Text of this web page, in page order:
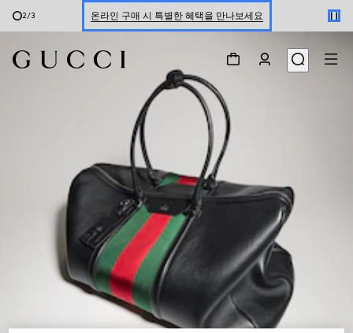
3/3 온라인 구매 시 특별한 혜택을 만나보세요
한정 기간 만나보는 장기 무이자 할부 서비스